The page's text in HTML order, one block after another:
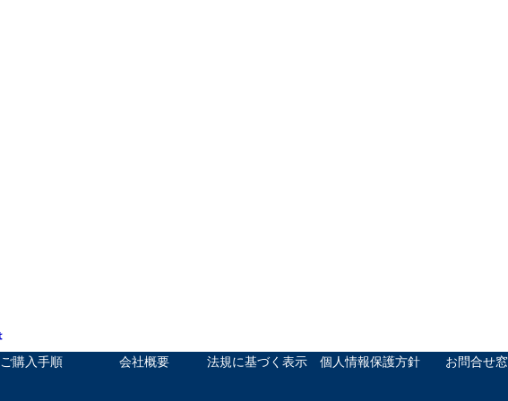
ご購入手順 会社概要 法規に基づく表示 個人情報保護方針 お問合せ